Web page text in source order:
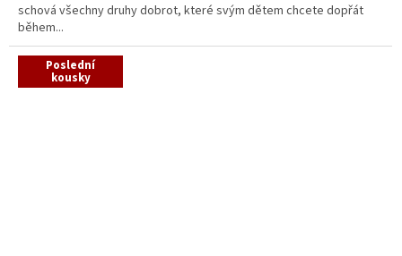
schová všechny druhy dobrot, které svým dětem chcete dopřát
během...
Poslední
kousky